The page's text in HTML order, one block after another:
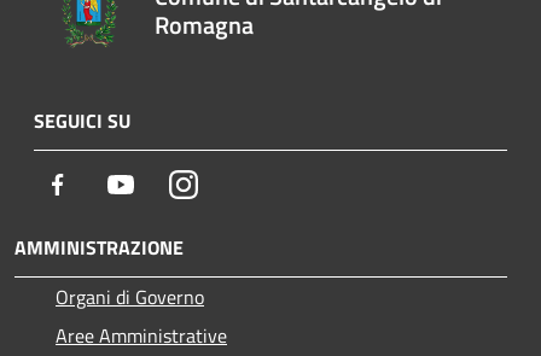
Romagna
SEGUICI SU
Facebook YoutubeInstagram
AMMINISTRAZIONE
Organi di Governo
Aree Amministrative